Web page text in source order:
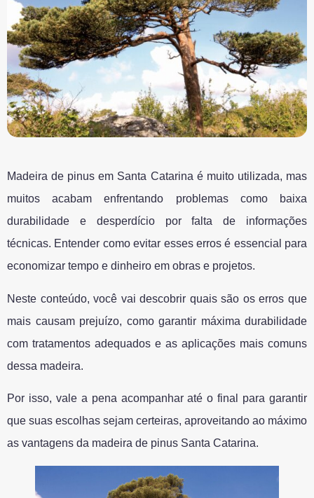
Madeira de pinus em Santa Catarina é muito utilizada, mas
muitos acabam enfrentando problemas como baixa
durabilidade e desperdício por falta de informações
técnicas. Entender como evitar esses erros é essencial para
economizar tempo e dinheiro em obras e projetos.
Neste conteúdo, você vai descobrir quais são os erros que
mais causam prejuízo, como garantir máxima durabilidade
com tratamentos adequados e as aplicações mais comuns
dessa madeira.
Por isso, vale a pena acompanhar até o final para garantir
que suas escolhas sejam certeiras, aproveitando ao máximo
as vantagens da madeira de pinus Santa Catarina.